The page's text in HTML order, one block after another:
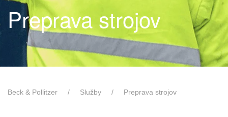
Preprava strojov
Beck & Pollitzer Služby Preprava strojov